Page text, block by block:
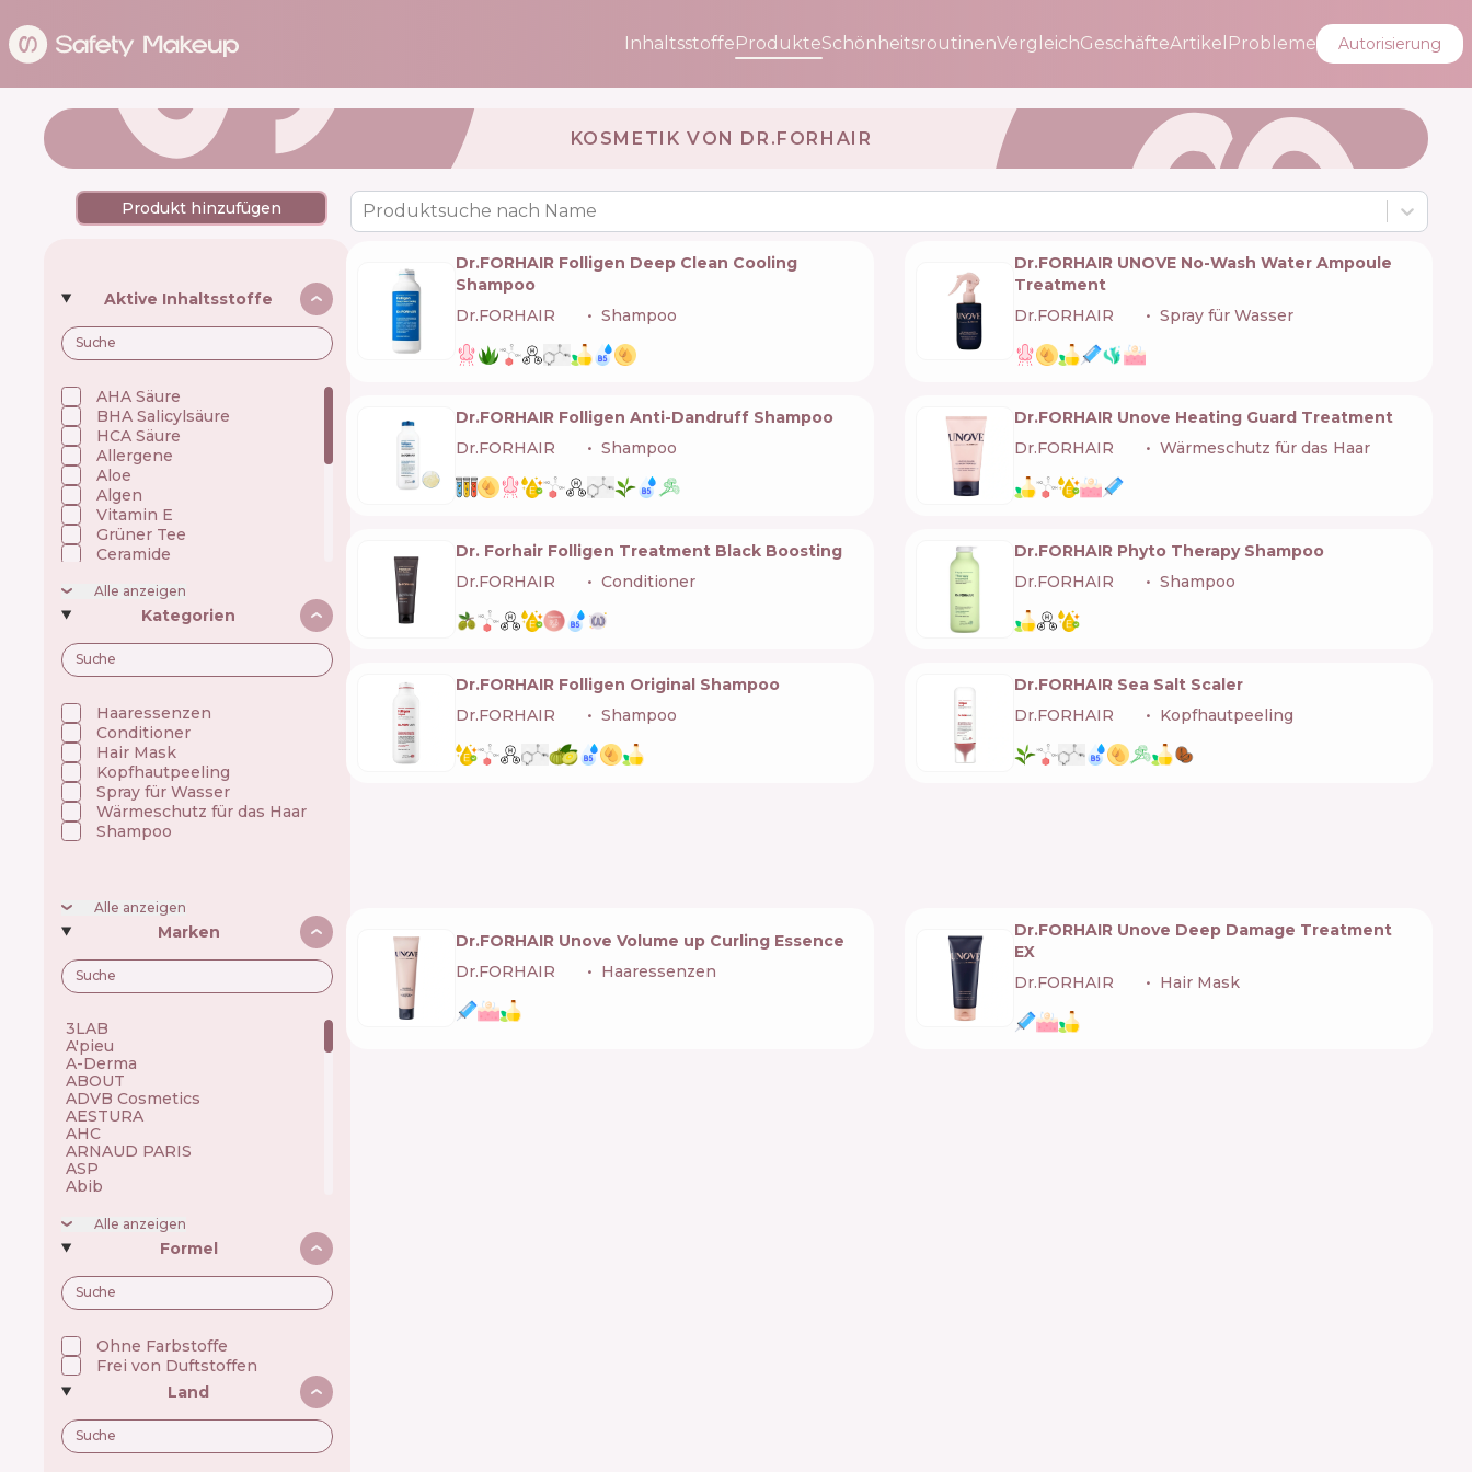
InhaltsstoffeProdukteSchönheitsroutinenVergleichGeschäfteArtikel Probleme Autorisierung
KOSMETIK VON DR.FORHAIR 🇰🇷
Produkt hinzufügen
Aktive Inhaltsstoffe
AHA Säure
BHA Salicylsäure
HCA Säure
Allergene
Aloe
Algen
Vitamin E
Grüner Tee
Ceramide
Koffein
Niacinamid
Omega-Fettsäuren
Panthenol (Vitamin B5)
Präbiotika/Fermente
Silikon
Squalan
Indischer wassernabel
Alle anzeigen
Kategorien
Haaressenzen
Conditioner
Hair Mask
Kopfhautpeeling
Spray für Wasser
Wärmeschutz für das Haar
Shampoo
Alle anzeigen
Marken
3LAB 🇺🇸
A'pieu 🇰🇷
A-Derma 🇫🇷
ABOUT 🇺🇦
ADVB Cosmetics 🇹🇷
AESTURA 🇰🇷
AHC 🇰🇷
ARNAUD PARIS 🇫🇷
ASP 🇬🇧
Abib 🇰🇷
Achroactive Max 🇧🇬
Acnemy 🇪🇸
Acure 🇺🇸
Acwell 🇰🇷
Ada Tina 🇧🇷
Aesop 🇦🇺
Alfaparf 🇮🇹
Allen Mak 🇧🇬
Allies of Skin 🇸🇬
Alpecin 🇩🇪
American Crew 🇺🇸
Amway 🇺🇸
Alle anzeigen
Formel
Ohne Farbstoffe
Frei von Duftstoffen
Land
Produktsuche nach Name
Dr.FORHAIR Folligen Deep Clean Cooling
Shampoo
Dr.FORHAIR
Shampoo
Dr.FORHAIR UNOVE No-Wash Water Ampoule
Treatment
Dr.FORHAIR
Spray für Wasser
Dr.FORHAIR Folligen Anti-Dandruff Shampoo
Dr.FORHAIR
Shampoo
Dr.FORHAIR Unove Heating Guard Treatment
Dr.FORHAIR
Wärmeschutz für das Haar
Dr. Forhair Folligen Treatment Black Boosting
Dr.FORHAIR
Conditioner
Dr.FORHAIR Phyto Therapy Shampoo
Dr.FORHAIR
Shampoo
Dr.FORHAIR Folligen Original Shampoo
Dr.FORHAIR
Shampoo
Dr.FORHAIR Sea Salt Scaler
Dr.FORHAIR
Kopfhautpeeling
Dr.FORHAIR Unove Volume up Curling Essence
Dr.FORHAIR
Haaressenzen
Dr.FORHAIR Unove Deep Damage Treatment
EX
Dr.FORHAIR
Hair Mask